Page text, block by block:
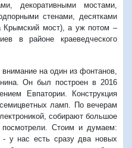
декоративными мостами,
стенами, десятками
Крымский мост), а уж потом –
в районе краеведческого
на один из фонтанов,
Он был построен в 2016
Евпатории. Конструкция
ламп. По вечерам
собирают большое
Стоим и думаем:
у нас есть сразу два новых